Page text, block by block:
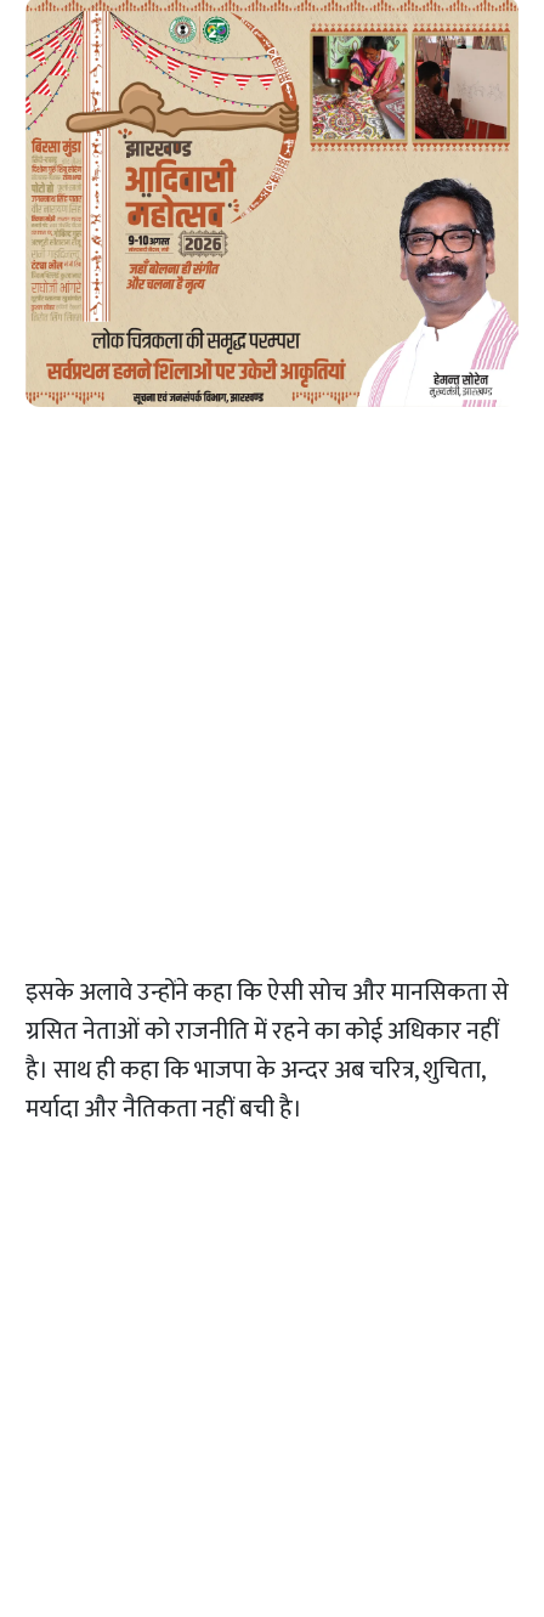
इसके अलावे उन्होंने कहा कि ऐसी सोच और मानसिकता से
ग्रसित नेताओं को राजनीति में रहने का कोई अधिकार नहीं
है। साथ ही कहा कि भाजपा के अन्दर अब चरित्र, शुचिता,
मर्यादा और नैतिकता नहीं बची है।